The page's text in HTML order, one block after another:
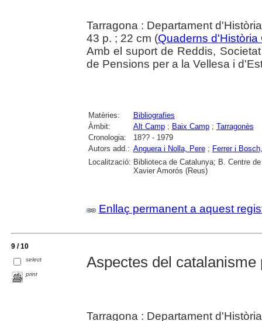
Tarragona : Departament
43 p. ; 22 cm (Quaderns d'Història
Amb el suport de Reddis,
de Pensions per a la Vellesa i
Matèries:
Bibliografies
Àmbit:
Alt Camp; Baix Camp; Tarragonès
Cronologia:
18?? - 1979
Autors add.: Anguera i Nolla, Pere; Ferrer i
Localització: Biblioteca de Catalunya; B. Centre
Xavier Amorós (Reus)
Enllaç permanent a aquest
9 / 10
select
print
Aspectes del catalanisme
Tarragona : Departament